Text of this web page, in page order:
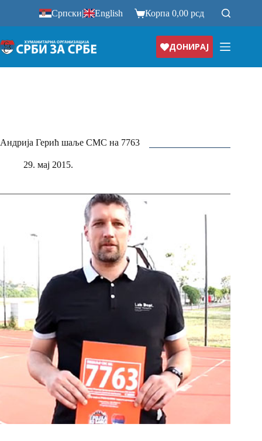
Српски| English Корпа0,00рсд
ДОНИРАЈ
Андрија Герић шаље СМС на 7763
29. мај 2015.